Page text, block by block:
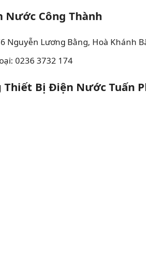
Nước Công Thành
Nguyễn Lương Bằng, Hoà Khánh
0236 3732 174
Thiết Bị Điện Nước Tuấn